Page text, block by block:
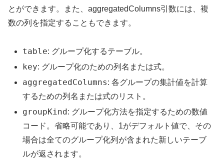
とができます。また、aggregatedColumns引数には、複
数の列を指定することもできます。
table: グループ化するテーブル。
key: グループ化のための列名または式。
aggregatedColumns: 各グループの集計値を計算
するための列名または式のリスト。
groupKind : グループ化方法を指定するための数値
コード。省略可能であり、1がデフォルト値で、その
場合は全てのグループ化列が含まれた新しいテーブ
ルが返されます。